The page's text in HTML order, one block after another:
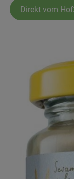
Direkt vom Hof